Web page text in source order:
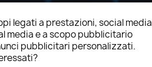
legati a prestazioni, social media
media e a scopo pubblicitario
pubblicitari personalizzati.